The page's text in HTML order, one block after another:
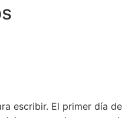
escribir. El primer día de